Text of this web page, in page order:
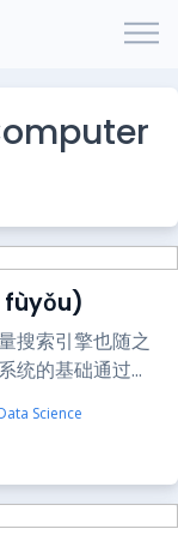
fùyǒu)
搜索引擎也随之
统的基础通过...
Science